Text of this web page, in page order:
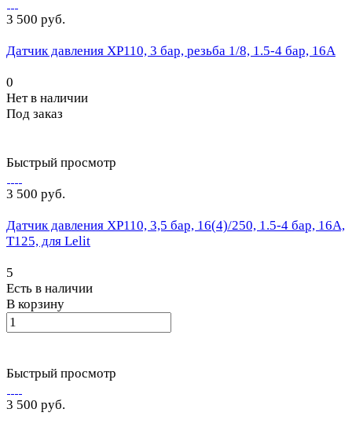
3 500 руб.
Датчик давления XP110, 3 бар, резьба 1/8, 1.5-4 бар, 16A
0
Нет в наличии
Под заказ
Быстрый просмотр
3 500 руб.
Датчик давления XP110, 3,5 бар, 16(4)/250, 1.5-4 бар, 16A,
Т125, для Lelit
5
Есть в наличии
В корзину
Быстрый просмотр
3 500 руб.